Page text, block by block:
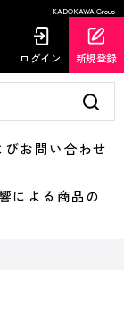
KADOKAWA Group
ログイン 新規登録
お問い合わせ
による商品の